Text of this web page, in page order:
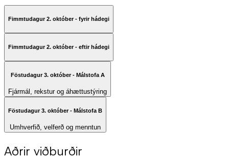
Fimmtudagur 2. október - fyrir hádegi
Fimmtudagur 2. október - eftir hádegi
Föstudagur 3. október - Málstofa A
Fjármál, rekstur og áhættustýring
Föstudagur 3. október - Málstofa B
Umhverfið, velferð og menntun
Aðrir viðburðir